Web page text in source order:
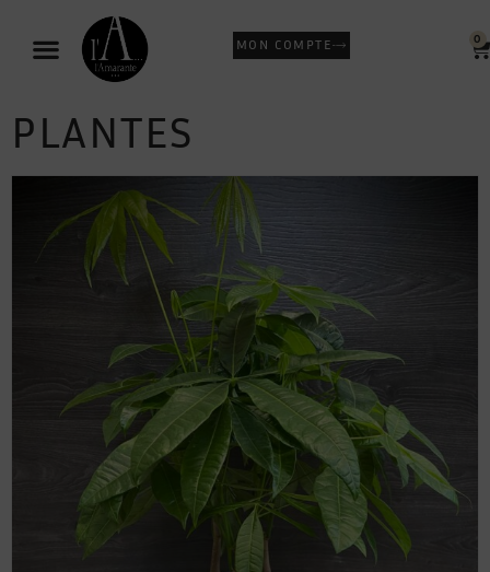
MON COMPTE 0
PLANTES